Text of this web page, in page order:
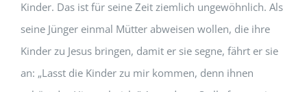
Kinder. Das ist für seine Zeit ziemlich ungewöhnlich. Als
seine Jünger einmal Mütter abweisen wollen, die ihre
Kinder zu Jesus bringen, damit er sie segne, fährt er sie
an: „Lasst die Kinder zu mir kommen, denn ihnen